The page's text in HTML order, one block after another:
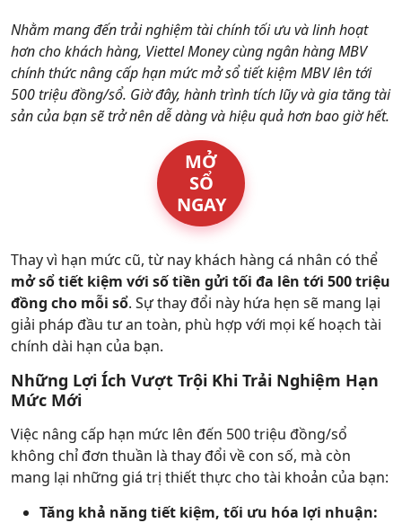
Hỗ trợ
Nhằm mang đến trải nghiệm tài chính tối ưu và linh hoạt
hơn cho khách hàng, Viettel Money cùng ngân hàng MBV
chính thức nâng cấp hạn mức mở sổ tiết kiệm MBV lên tới
500 triệu đồng/sổ. Giờ đây, hành trình tích lũy và gia tăng tài
sản của bạn sẽ trở nên dễ dàng và hiệu quả hơn bao giờ hết.
MỞ
SỔ
NGAY
Thay vì hạn mức cũ, từ nay khách hàng cá nhân có thể
mở sổ tiết kiệm với số tiền gửi tối đa lên tới 500 triệu
đồng cho mỗi sổ. Sự thay đổi này hứa hẹn sẽ mang lại
giải pháp đầu tư an toàn, phù hợp với mọi kế hoạch tài
chính dài hạn của bạn.
Những Lợi Ích Vượt Trội Khi Trải Nghiệm Hạn
Mức Mới
Việc nâng cấp hạn mức lên đến 500 triệu đồng/sổ
không chỉ đơn thuần là thay đổi về con số, mà còn
mang lại những giá trị thiết thực cho tài khoản của bạn:
Tăng khả năng tiết kiệm, tối ưu hóa lợi nhuận: